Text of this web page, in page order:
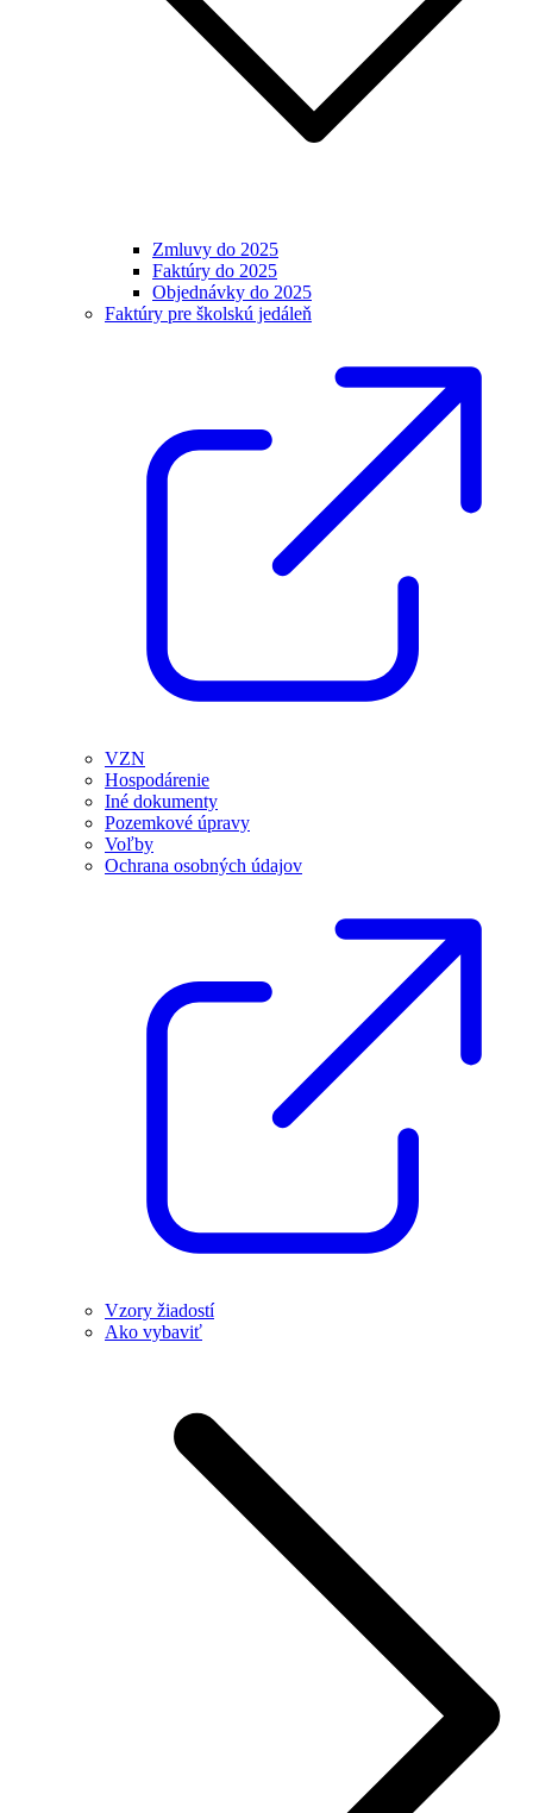
Zmluvy do 2025
Faktúry do 2025
Objednávky do 2025
Faktúry pre školskú jedáleň
VZN
Hospodárenie
Iné dokumenty
Pozemkové úpravy
Voľby
Ochrana osobných údajov
Vzory žiadostí
Ako vybaviť